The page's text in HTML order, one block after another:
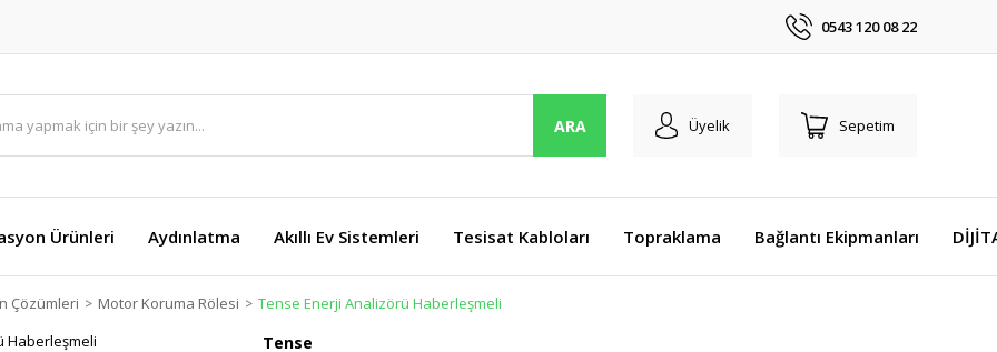
0543 120 08 22
ARA Üyelik Sepetim
Ürünleri Aydınlatma Akıllı Ev Sistemleri Tesisat Kabloları Topraklama Bağlantı Ekipmanları
Çözümleri Motor Koruma Rölesi Tense Enerji Analizörü Haberleşmeli
Tense